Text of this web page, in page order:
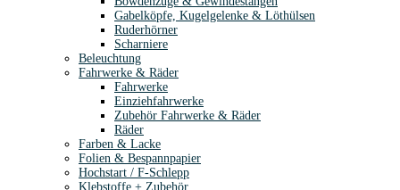
Gabelköpfe, Kugelgelenke & Löthülsen
Ruderhörner
Scharniere
Beleuchtung
Fahrwerke & Räder
Fahrwerke
Einziehfahrwerke
Zubehör Fahrwerke & Räder
Räder
Farben & Lacke
Folien & Bespannpapier
Hochstart / F-Schlepp
Klebstoffe + Zubehör